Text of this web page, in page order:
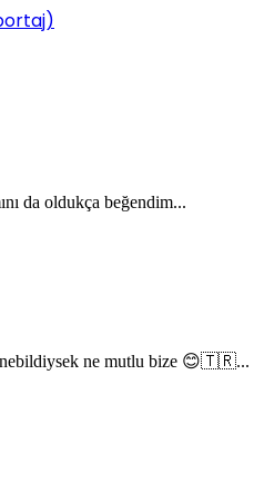
da oldukça beğendim...
ne mutlu bize 😊🇹🇷...